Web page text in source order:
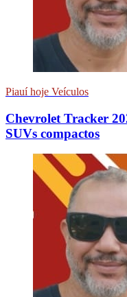
Piauí hoje Veículos
Chevrolet Tracker
SUVs compactos